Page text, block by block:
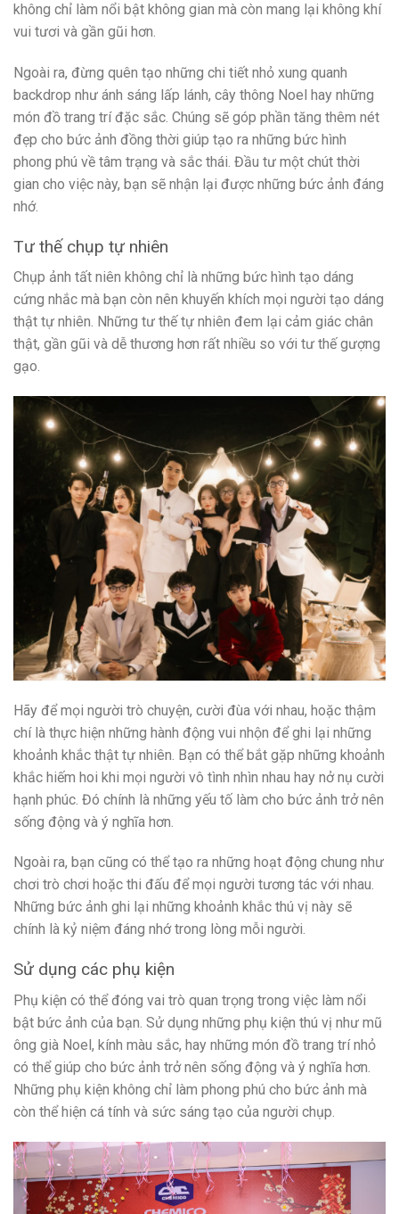
không chỉ làm nổi bật không gian mà còn mang lại không khí
vui tươi và gần gũi hơn.
Ngoài ra, đừng quên tạo những chi tiết nhỏ xung quanh
backdrop như ánh sáng lấp lánh, cây thông Noel hay những
món đồ trang trí đặc sắc. Chúng sẽ góp phần tăng thêm nét
đẹp cho bức ảnh đồng thời giúp tạo ra những bức hình
phong phú về tâm trạng và sắc thái. Đầu tư một chút thời
gian cho việc này, bạn sẽ nhận lại được những bức ảnh đáng
nhớ.
Tư thế chụp tự nhiên
Chụp ảnh tất niên không chỉ là những bức hình tạo dáng
cứng nhắc mà bạn còn nên khuyến khích mọi người tạo dáng
thật tự nhiên. Những tư thế tự nhiên đem lại cảm giác chân
thật, gần gũi và dễ thương hơn rất nhiều so với tư thế gượng
gạo.
Hãy để mọi người trò chuyện, cười đùa với nhau, hoặc thậm
chí là thực hiện những hành động vui nhộn để ghi lại những
khoảnh khắc thật tự nhiên. Bạn có thể bắt gặp những khoảnh
khắc hiếm hoi khi mọi người vô tình nhìn nhau hay nở nụ cười
hạnh phúc. Đó chính là những yếu tố làm cho bức ảnh trở nên
sống động và ý nghĩa hơn.
Ngoài ra, bạn cũng có thể tạo ra những hoạt động chung như
chơi trò chơi hoặc thi đấu để mọi người tương tác với nhau.
Những bức ảnh ghi lại những khoảnh khắc thú vị này sẽ
chính là kỷ niệm đáng nhớ trong lòng mỗi người.
Sử dụng các phụ kiện
Phụ kiện có thể đóng vai trò quan trọng trong việc làm nổi
bật bức ảnh của bạn. Sử dụng những phụ kiện thú vị như mũ
ông già Noel, kính màu sắc, hay những món đồ trang trí nhỏ
có thể giúp cho bức ảnh trở nên sống động và ý nghĩa hơn.
Những phụ kiện không chỉ làm phong phú cho bức ảnh mà
còn thể hiện cá tính và sức sáng tạo của người chụp.